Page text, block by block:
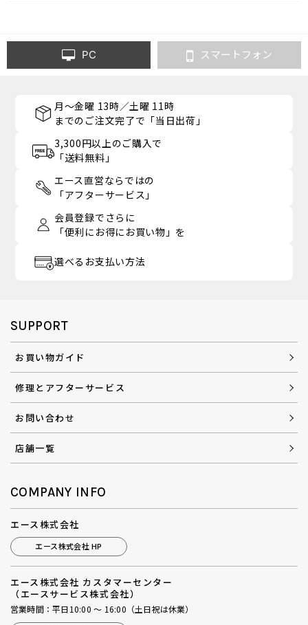
PC スマートフォン
月～金曜 13時／土曜 11時
までのご注文完了で「当日出荷」
3,300円以上のご購入で
「送料無料」
エース直営ならではの
「アフターサービス」
会員登録でさらに
「便利にお得にお買い物」を
選べるお支払い方法
SUPPORT
お買い物ガイド
修理とアフターサービス
お問い合わせ
店舗一覧
COMPANY INFO
エース株式会社
エース株式会社 HP
エース株式会社 カスタマーセンター
（エースサービス株式会社）
営業時間：平日10:00 ～ 16:00（土日祝は休業）